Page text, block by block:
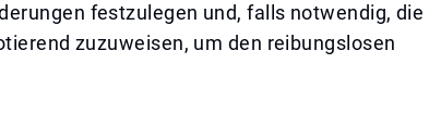
festzulegen und, falls notwendig, die
zuzuweisen, um den reibungslosen